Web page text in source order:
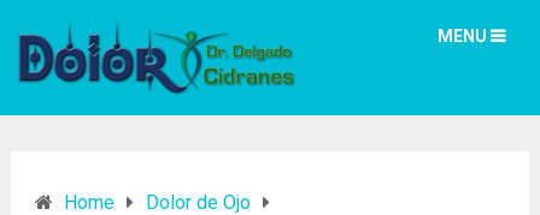
MENU
Home
Dolor de Ojo